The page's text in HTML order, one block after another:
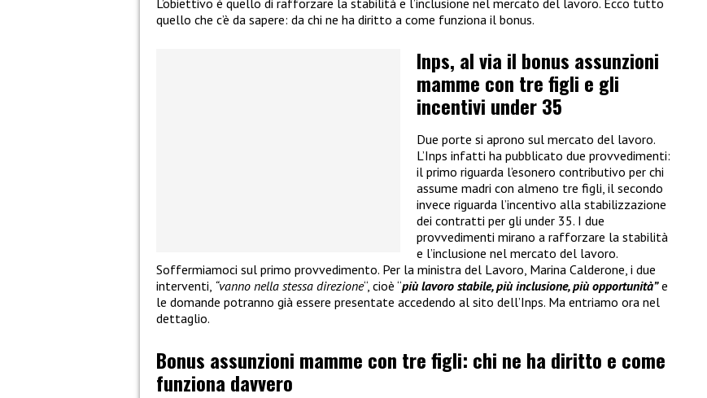
L’obiettivo è quello di rafforzare la stabilità e l’inclusione nel mercato del lavoro. Ecco tutto
quello che c’è da sapere: da chi ne ha diritto a come funziona il bonus.
Inps, al via il bonus assunzioni
mamme con tre figli e gli
incentivi under 35
Due porte si aprono sul mercato del lavoro.
L’Inps infatti ha pubblicato due provvedimenti:
il primo riguarda l’esonero contributivo per chi
assume madri con almeno tre figli, il secondo
invece riguarda l’incentivo alla stabilizzazione
dei contratti per gli under 35. I due
provvedimenti mirano a rafforzare la stabilità
e l’inclusione nel mercato del lavoro.
Soffermiamoci sul primo provvedimento. Per la ministra del Lavoro, Marina Calderone, i due
interventi, “vanno nella stessa direzione“, cioè “più lavoro stabile, più inclusione, più opportunità”e
le domande potranno già essere presentate accedendo al sito dell’Inps. Ma entriamo ora nel
dettaglio.
Bonus assunzioni mamme con tre figli: chi ne ha diritto e come
funziona davvero